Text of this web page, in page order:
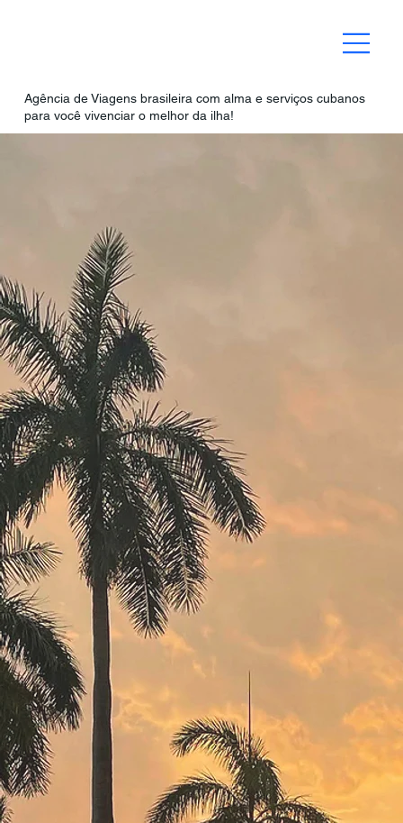
Agência de Viagens brasileira com alma e serviços cubanos
para você vivenciar o melhor da ilha!